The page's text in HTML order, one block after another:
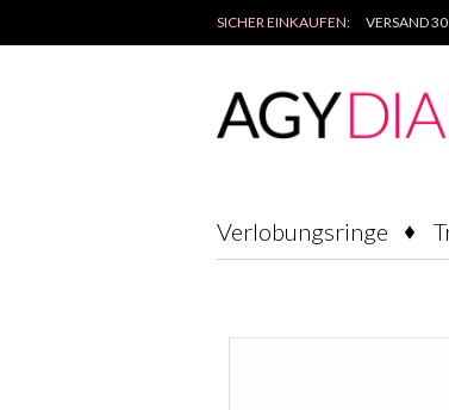
SICHER EINKAUFEN: VERSAND
Verlobungsringe